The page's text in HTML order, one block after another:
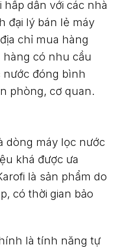
dẫn với các nhà
đại lý bán lẻ máy
chỉ mua hàng
hàng có nhu cầu
nước đóng bình
phòng, cơ quan.
dòng máy lọc nước
khá được ưa
là sản phẩm do
có thời gian bảo
là tính năng tự